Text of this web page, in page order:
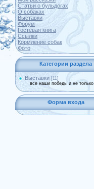
Статьи о бульдогах
О собаках
Выставки
Форум
Гостевая книга
Ссылки
Кормление собак
Фото
Категории раздела
Выставки [11]
все наши победы и не только
Форма входа